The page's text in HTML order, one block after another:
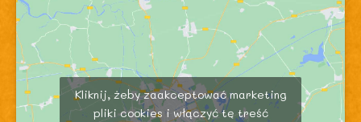
Kliknij, żeby zaakceptować marketing
pliki cookies i włączyć tę treść